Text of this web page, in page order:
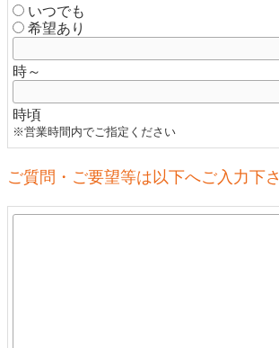
いつでも
希望あり
時～
時頃
※営業時間内でご指定ください
ご質問・ご要望等は以下へご入力下さ